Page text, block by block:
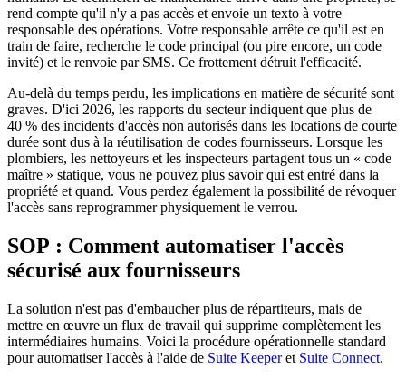
rend compte qu'il n'y a pas accès et envoie un texto à votre
responsable des opérations. Votre responsable arrête ce qu'il est en
train de faire, recherche le code principal (ou pire encore, un code
invité) et le renvoie par SMS. Ce frottement détruit l'efficacité.
Au-delà du temps perdu, les implications en matière de sécurité sont
graves. D'ici 2026, les rapports du secteur indiquent que plus de
40 % des incidents d'accès non autorisés dans les locations de courte
durée sont dus à la réutilisation de codes fournisseurs. Lorsque les
plombiers, les nettoyeurs et les inspecteurs partagent tous un « code
maître » statique, vous ne pouvez plus savoir qui est entré dans la
propriété et quand. Vous perdez également la possibilité de révoquer
l'accès sans reprogrammer physiquement le verrou.
SOP : Comment automatiser l'accès
sécurisé aux fournisseurs
La solution n'est pas d'embaucher plus de répartiteurs, mais de
mettre en œuvre un flux de travail qui supprime complètement les
intermédiaires humains. Voici la procédure opérationnelle standard
pour automatiser l'accès à l'aide de Suite Keeperet Suite Connect.